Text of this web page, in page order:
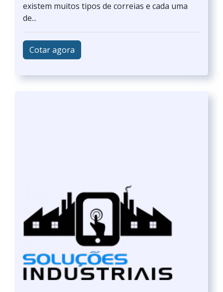
existem muitos tipos de correias e cada uma
de...
Cotar agora